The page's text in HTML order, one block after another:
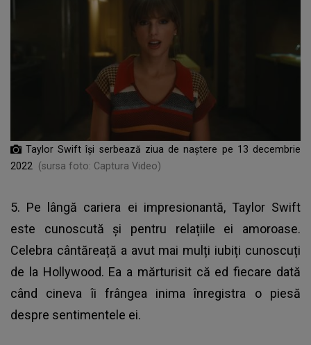
Taylor Swift își serbează ziua de naștere pe 13 decembrie
2022 (sursa foto: Captura Video)
5. Pe lângă cariera ei impresionantă, Taylor Swift
este cunoscută și pentru relațiile ei amoroase.
Celebra cântăreață a avut mai mulți iubiți cunoscuți
de la Hollywood. Ea a mărturisit că ed fiecare dată
când cineva îi frângea inima înregistra o piesă
despre sentimentele ei.